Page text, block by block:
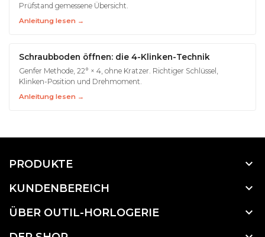
Prüfstand gemessene Übersicht.
Anleitung lesen →
Schraubboden öffnen: die 4-Klinken-Technik
Genfer Methode, 22° × 4, ohne Kratzer. Richtiger Schlüssel,
Klinken-Position und Drehmoment.
Anleitung lesen →
PRODUKTE 
KUNDENBEREICH 
ÜBER OUTIL-HORLOGERIE 